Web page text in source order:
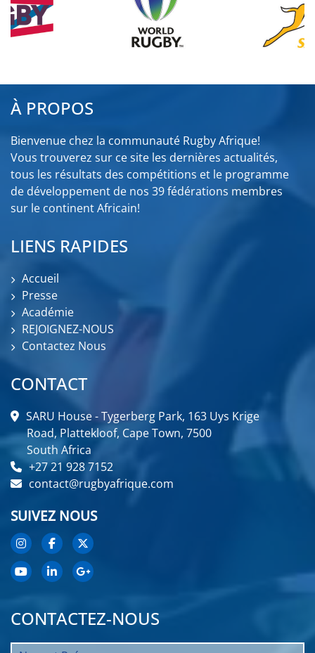
À PROPOS
Bienvenue chez la communauté Rugby Afrique!
Vous trouverez sur ce site les dernières actualités,
tous les résultats des compétitions et le programme
de développement de nos 39 fédérations membres
sur le continent Africain!
LIENS RAPIDES
Accueil
Presse
Académie
REJOIGNEZ-NOUS
Contactez Nous
CONTACT
SARU House - Tygerberg Park, 163 Uys Krige
Road, Plattekloof, Cape Town, 7500
South Africa
+27 21 928 7152
contact@rugbyafrique.com
SUIVEZ NOUS
CONTACTEZ-NOUS